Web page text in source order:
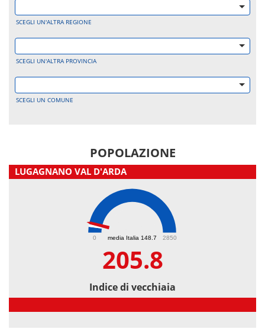
SCEGLI UN'ALTRA REGIONE
SCEGLI UN'ALTRA PROVINCIA
SCEGLI UN COMUNE
POPOLAZIONE
LUGAGNANO VAL D'ARDA
media Italia 148.7
0 2850
205.8
Indice di vecchiaia